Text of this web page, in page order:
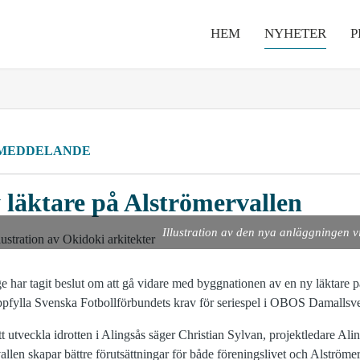
HEM NYHETER
läktare på Alströmervallen
Illustration av den nya anläggningen
har tagit beslut om att gå vidare med byggnationen av en ny läktare
Svenska Fotbollförbundets krav för seriespel i OBOS
utveckla idrotten i Alingsås säger Christian Sylvan, projektledare
skapar bättre förutsättningar för både föreningslivet och